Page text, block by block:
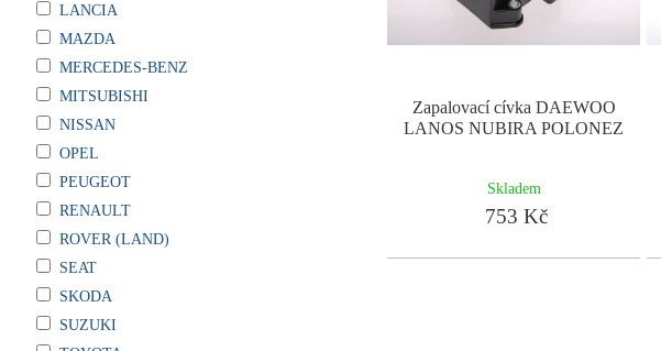
LANCIA
MAZDA
MERCEDES-BENZ
MITSUBISHI
NISSAN
OPEL
PEUGEOT
RENAULT
ROVER (LAND)
SEAT
SKODA
SUZUKI
Zapalovací cívka DAEWOO
LANOS NUBIRA POLONEZ
Skladem
753 Kč